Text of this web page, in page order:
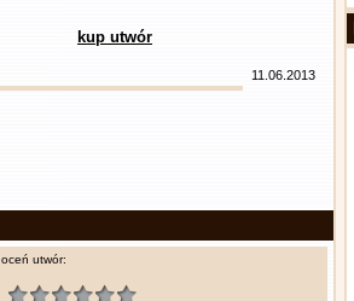
kup utwór
11.06.2013
oceń utwór: